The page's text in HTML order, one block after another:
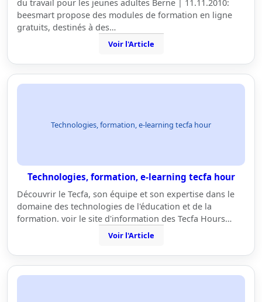
du travail pour les jeunes adultes Berne | 11.11.2010:
beesmart propose des modules de formation en ligne
gratuits, destinés à des…
Voir l'Article
Technologies, formation, e-learning tecfa hour
Technologies, formation, e-learning tecfa hour
Découvrir le Tecfa, son équipe et son expertise dans le
domaine des technologies de l'éducation et de la
formation. voir le site d'information des Tecfa Hours…
Voir l'Article